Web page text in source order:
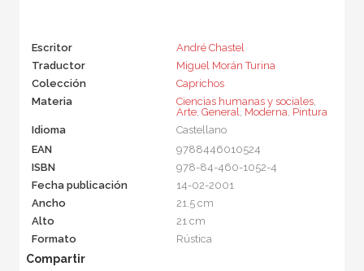
Escritor
André Chastel
Traductor
Miguel Morán Turina
Colección
Caprichos
Materia
Ciencias humanas y sociales,
Arte, General, Moderna, Pintura
Idioma
Castellano
EAN
9788446010524
ISBN
978-84-460-1052-4
Fecha publicación
14-02-2001
Ancho
21.5 cm
Alto
21 cm
Formato
Rústica